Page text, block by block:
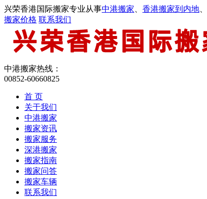
兴荣香港国际搬家专业从事中港搬家 香港搬家到内地
搬家价格 联系我们
中港搬家热线：
00852-60660825
首 页
关于我们
中港搬家
搬家资讯
搬家服务
深港搬家
搬家指南
搬家问答
搬家车辆
联系我们